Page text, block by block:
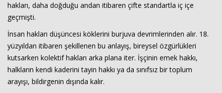
hakları, daha doğduğu andan itibaren çifte standartla iç içe
geçmişti.
İnsan hakları düşüncesi köklerini burjuva devrimlerinden alır. 18.
yüzyıldan itibaren şekillenen bu anlayış, bireysel özgürlükleri
kutsarken kolektif hakları arka plana iter. İşçinin emek hakkı,
halkların kendi kaderini tayin hakkı ya da sınıfsız bir toplum
arayışı, bildirgenin dışında kalır.